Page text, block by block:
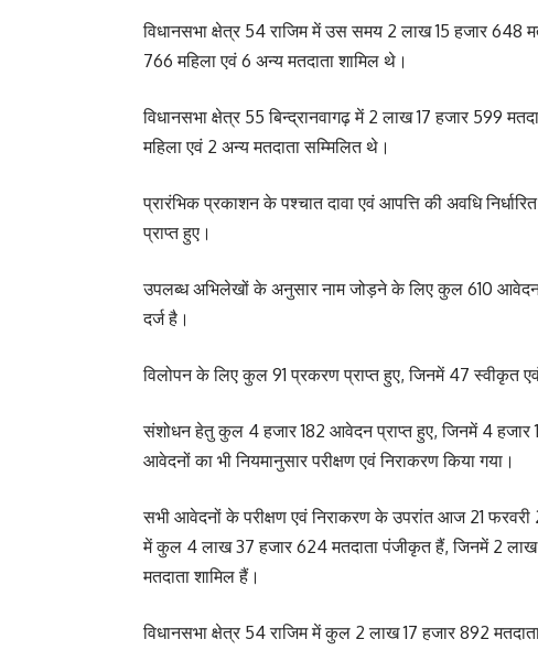
विधानसभा क्षेत्र 54 राजिम में उस समय 2 लाख 15 हजार 648
766 महिला एवं 6 अन्य मतदाता शामिल थे।
विधानसभा क्षेत्र 55 बिन्द्रानवागढ़ में 2 लाख 17 हजार 599
महिला एवं 2 अन्य मतदाता सम्मिलित थे।
प्रारंभिक प्रकाशन के पश्चात दावा एवं आपत्ति की अवधि
प्राप्त हुए।
उपलब्ध अभिलेखों के अनुसार नाम जोड़ने के लिए कुल 610 आवेदन
दर्ज है।
विलोपन के लिए कुल 91 प्रकरण प्राप्त हुए, जिनमें 47 स्वीकृत
संशोधन हेतु कुल 4 हजार 182 आवेदन प्राप्त हुए, जिनमें 4 हजार
आवेदनों का भी नियमानुसार परीक्षण एवं निराकरण किया गया।
सभी आवेदनों के परीक्षण एवं निराकरण के उपरांत आज 21
में कुल 4 लाख 37 हजार 624 मतदाता पंजीकृत हैं, जिनमें 2 लाख
मतदाता शामिल हैं।
विधानसभा क्षेत्र 54 राजिम में कुल 2 लाख 17 हजार 892